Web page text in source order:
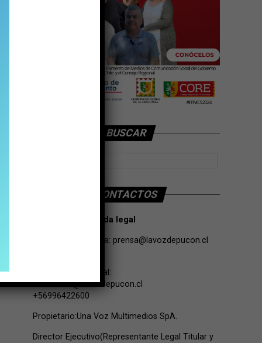
BUSCAR
CONTACTOS
Tarifas Propaganda legal
Contacto de Prensa: prensa@lavozdepucon.cl
Contacto Comercial:
comercial@lavozdepucon.cl
+56996422600
Propietario:Una Voz Multimedios SpA.
Director Ejecutivo(Representante Legal Titular y